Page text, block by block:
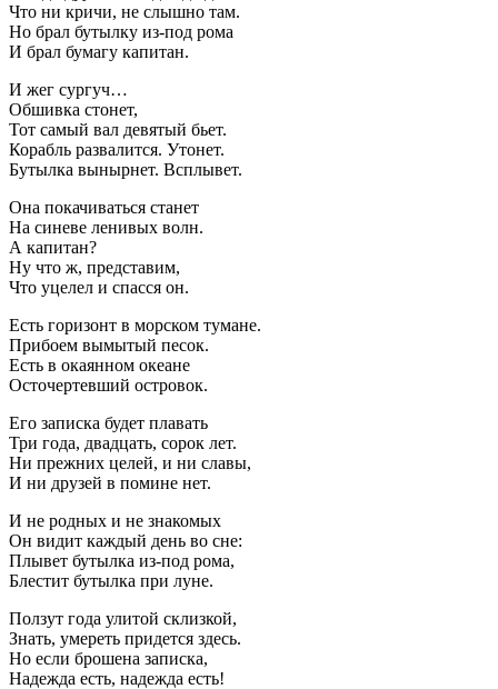
Что ни кричи, не слышно там.
Но брал бутылку из-под рома
И брал бумагу капитан.
И жег сургуч…
Обшивка стонет,
Тот самый вал девятый бьет.
Корабль развалится. Утонет.
Бутылка вынырнет. Всплывет.
Она покачиваться станет
На синеве ленивых волн.
А капитан?
Ну что ж, представим,
Что уцелел и спасся он.
Есть горизонт в морском тумане.
Прибоем вымытый песок.
Есть в окаянном океане
Осточертевший островок.
Его записка будет плавать
Три года, двадцать, сорок лет.
Ни прежних целей, и ни славы,
И ни друзей в помине нет.
И не родных и не знакомых
Он видит каждый день во сне:
Плывет бутылка из-под рома,
Блестит бутылка при луне.
Ползут года улитой склизкой,
Знать, умереть придется здесь.
Но если брошена записка,
Надежда есть, надежда есть!